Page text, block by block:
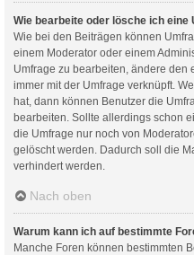
Wie bearbeite oder lösche ich eine
Wie bei den Beiträgen können
einem Moderator oder einem
Umfrage zu bearbeiten, ändere den
immer mit der Umfrage verknüpft.
hat, dann können Benutzer die
bearbeiten. Sollte allerdings schon
die Umfrage nur noch von
gelöscht werden. Dadurch soll die
verhindert werden.
Nach oben
Warum kann ich auf bestimmte
Manche Foren können bestimmten